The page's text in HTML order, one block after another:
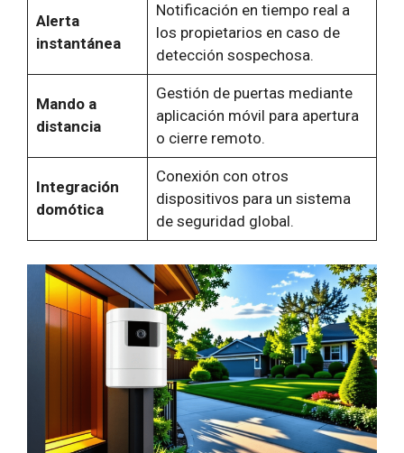
Alerta
instantánea
Notificación en tiempo real a
los propietarios en caso de
detección sospechosa.
Mando a
distancia
Gestión de puertas mediante
aplicación móvil para apertura
o cierre remoto.
Integración
domótica
Conexión con otros
dispositivos para un sistema
de seguridad global.